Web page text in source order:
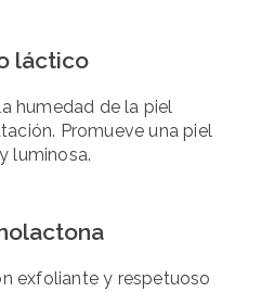
láctico
humedad de la piel
Promueve una piel
luminosa.
exfoliante y respetuoso